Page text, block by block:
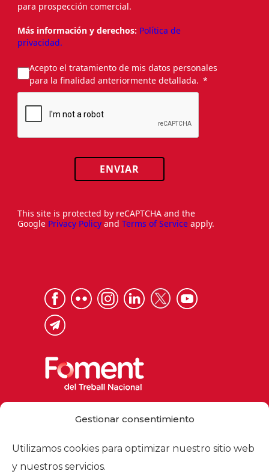
Gestionar consentimiento
Utilizamos cookies para optimizar nuestro sitio web
y nuestros servicios.
para prospección comercial.
Más información y derechos: Política de
privacidad.
Acepto el tratamiento de mis datos personales
para la finalidad anteriormente detallada.
ENVIAR
This site is protected by reCAPTCHA and the
Google Privacy Policy and Terms of Service apply.
foment@foment.com